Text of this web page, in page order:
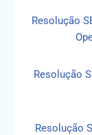
Resolução
Resolução
Resolução